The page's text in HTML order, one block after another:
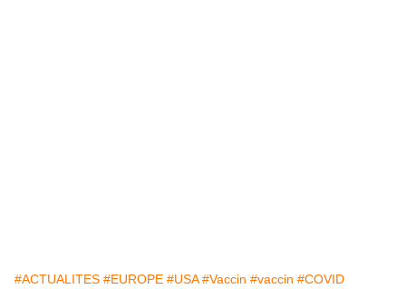
#ACTUALITES #EUROPE #USA #Vaccin #vaccin #COVID